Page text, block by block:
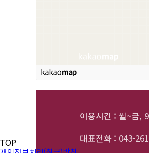
이용시간 : 월~금,
대표전화 :043-
TOP